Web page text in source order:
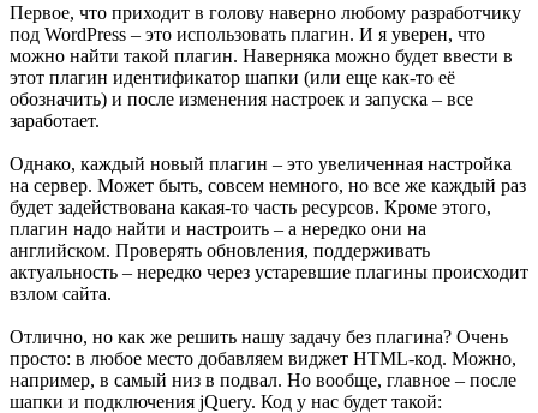
Первое, что приходит в голову наверно любому разработчику
под WordPress – это использовать плагин. И я уверен, что
можно найти такой плагин. Наверняка можно будет ввести в
этот плагин идентификатор шапки (или еще как-то её
обозначить) и после изменения настроек и запуска – все
заработает.
Однако, каждый новый плагин – это увеличенная настройка
на сервер. Может быть, совсем немного, но все же каждый раз
будет задействована какая-то часть ресурсов. Кроме этого,
плагин надо найти и настроить – а нередко они на
английском. Проверять обновления, поддерживать
актуальность – нередко через устаревшие плагины происходит
взлом сайта.
Отлично, но как же решить нашу задачу без плагина? Очень
просто: в любое место добавляем виджет HTML-код. Можно,
например, в самый низ в подвал. Но вообще, главное – после
шапки и подключения jQuery. Код у нас будет такой: